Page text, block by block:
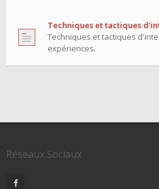
Techniques et tactiques
Techniques et tactiques
expériences.
Réseaux Sociaux